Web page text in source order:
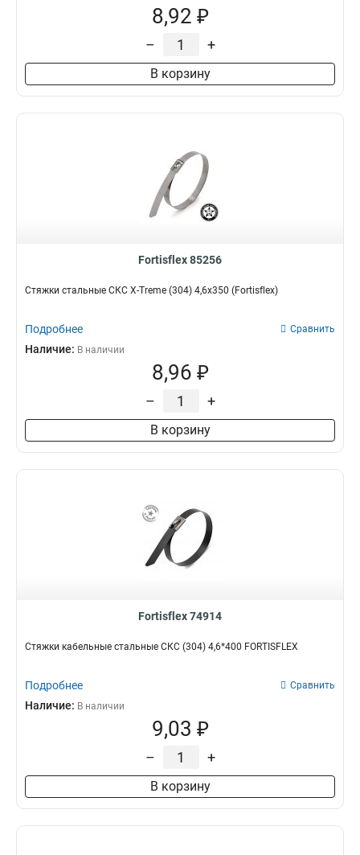
8,92 ₽
– +
В корзину
Fortisflex 85256
Стяжки стальные СКС X-Treme (304) 4,6х350 (Fortisflex)
Подробнее Сравнить
Наличие: В наличии
8,96 ₽
– +
В корзину
Fortisflex 74914
Стяжки кабельные стальные СКС (304) 4,6*400 FORTISFLEX
Подробнее Сравнить
Наличие: В наличии
9,03 ₽
– +
В корзину